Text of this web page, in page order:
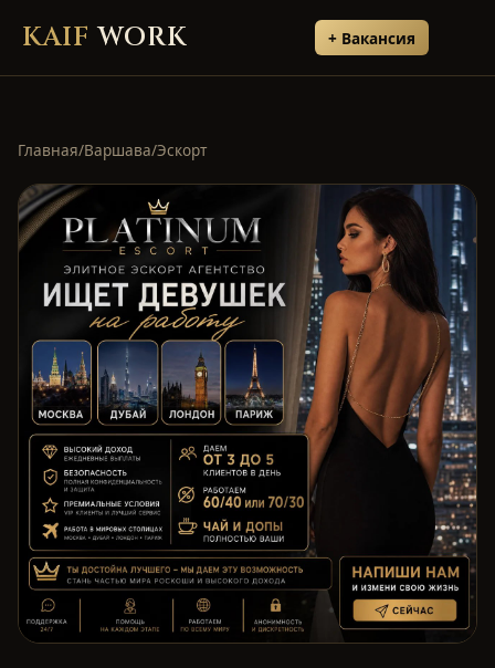
KAIF WORK + Вакансия
Главная/Варшава/Эскорт